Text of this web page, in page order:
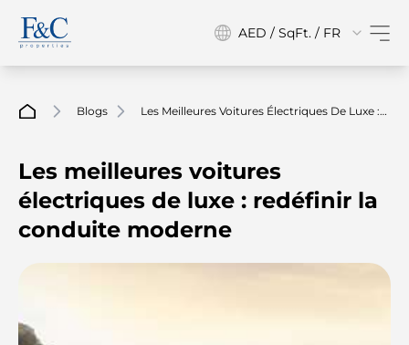
AED / SqFt. / FR
Blogs
Les Meilleures Voitures Électriques De Luxe :
Les meilleures voitures
électriques de luxe : redéfinir la
conduite moderne